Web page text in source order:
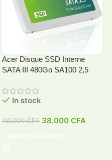
Acer Disque SSD Interne
SATA III 480Go SA100 2,5
In stock
40.000CFA 38.000 CFA